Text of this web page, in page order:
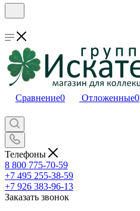
Сравнение0 Отложенные0
Телефоны
8 800 775-70-59
+7 495 255-38-59
+7 926 383-96-13
Заказать звонок